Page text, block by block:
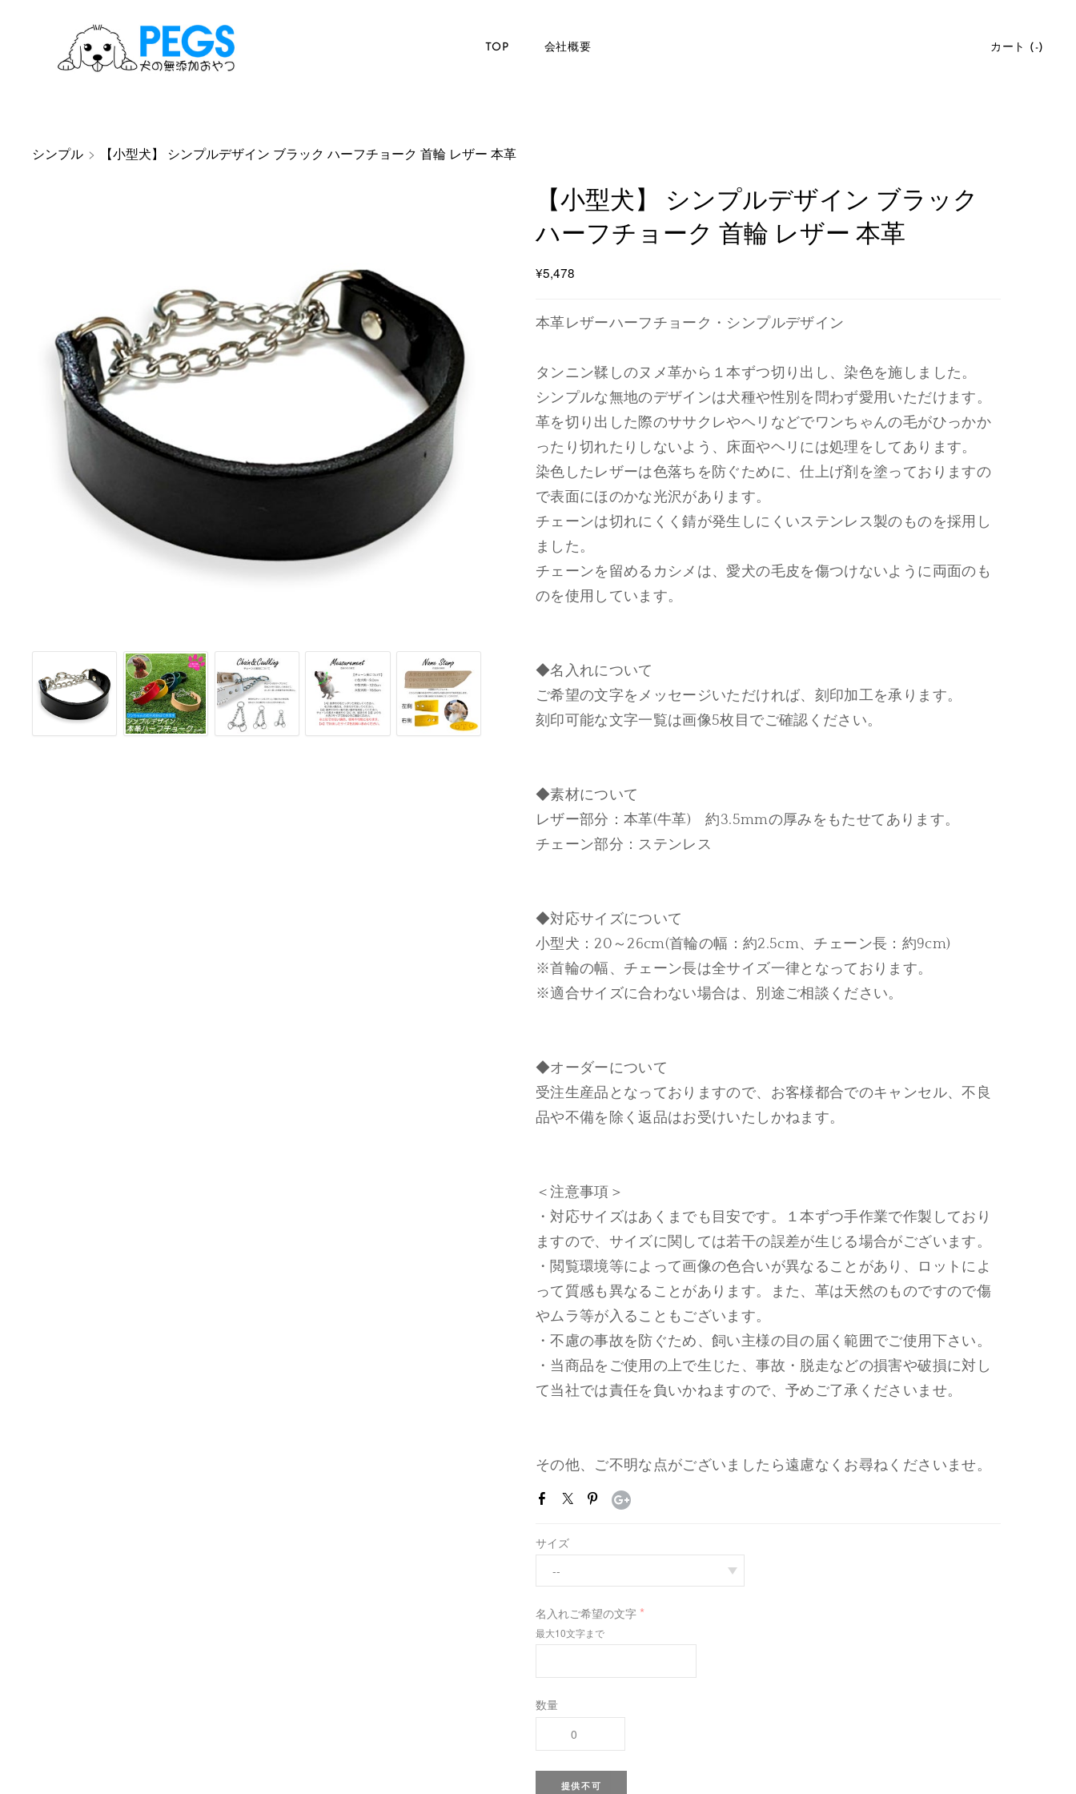
TOP 会社概要 カート ( -)
シンプル > 【小型犬】 シンプルデザイン ブラック ハーフチョーク 首輪 レザー 本革
【小型犬】 シンプルデザイン ブラック
ハーフチョーク 首輪 レザー 本革
¥5,478
本革レザーハーフチョーク・シンプルデザイン
タンニン鞣しのヌメ革から１本ずつ切り出し、染色を施しました。
シンプルな無地のデザインは犬種や性別を問わず愛用いただけます。
革を切り出した際のササクレやヘリなどでワンちゃんの毛がひっかか
ったり切れたりしないよう、床面やヘリには処理をしてあります。
染色したレザーは色落ちを防ぐために、仕上げ剤を塗っておりますの
で表面にほのかな光沢があります。
チェーンは切れにくく錆が発生しにくいステンレス製のものを採用し
ました。
チェーンを留めるカシメは、愛犬の毛皮を傷つけないように両面のも
のを使用しています。
◆名入れについて
ご希望の文字をメッセージいただければ、刻印加工を承ります。
刻印可能な文字一覧は画像5枚目でご確認ください。
◆素材について
レザー部分：本革(牛革) 約3.5mmの厚みをもたせてあります。
チェーン部分：ステンレス
◆対応サイズについて
小型犬：20～26cm(首輪の幅：約2.5cm、チェーン長：約9cm)
※首輪の幅、チェーン長は全サイズ一律となっております。
※適合サイズに合わない場合は、別途ご相談ください。
◆オーダーについて
受注生産品となっておりますので、お客様都合でのキャンセル、不良
品や不備を除く返品はお受けいたしかねます。
＜注意事項＞
・対応サイズはあくまでも目安です。１本ずつ手作業で作製しており
ますので、サイズに関しては若干の誤差が生じる場合がございます。
・閲覧環境等によって画像の色合いが異なることがあり、ロットによ
って質感も異なることがあります。また、革は天然のものですので傷
やムラ等が入ることもございます。
・不慮の事故を防ぐため、飼い主様の目の届く範囲でご使用下さい。
・当商品をご使用の上で生じた、事故・脱走などの損害や破損に対し
て当社では責任を負いかねますので、予めご了承くださいませ。
その他、ご不明な点がございましたら遠慮なくお尋ねくださいませ。
サイズ
名入れご希望の文字*
最大10文字まで
数量
提供不可